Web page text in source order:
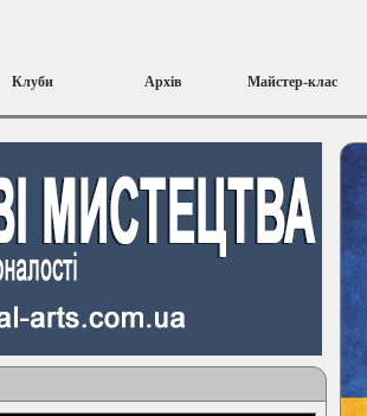
Клуби Архів Майстер-клас